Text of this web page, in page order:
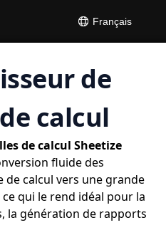
Français
de
calcul
de calcul Sheetize
fluide des
calcul vers une grande
qui le rend idéal pour la
la génération de rapports